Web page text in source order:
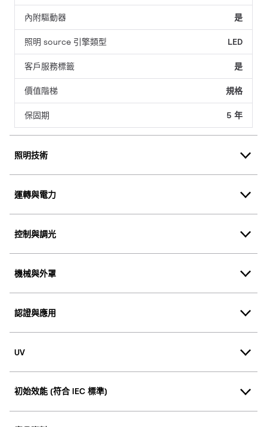
內附驅動器 是
照明 source 引擎類型 LED
客戶服務標籤 是
價值階梯 規格
保固期 5 年
照明技術
運轉與電力
控制與調光
機械與外罩
認證與應用
UV
初始效能 (符合 IEC 標準)